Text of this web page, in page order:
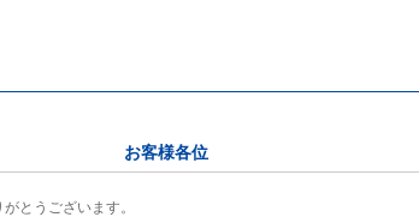
お客様各位
とうございます。